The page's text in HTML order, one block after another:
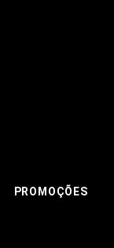
PROMOÇÕES